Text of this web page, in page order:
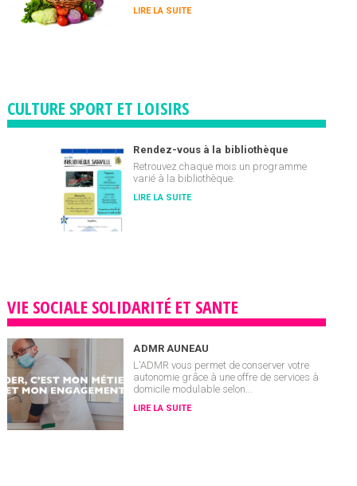
LIRE LA SUITE
CULTURE SPORT ET LOISIRS
Rendez-vous à la bibliothèque
Retrouvez chaque mois un programme
varié à la bibliothèque.
LIRE LA SUITE
VIE SOCIALE SOLIDARITÉ ET SANTE
ADMR AUNEAU
L'ADMR vous permet de conserver votre
autonomie grâce à une offre de services à
domicile modulable selon...
LIRE LA SUITE